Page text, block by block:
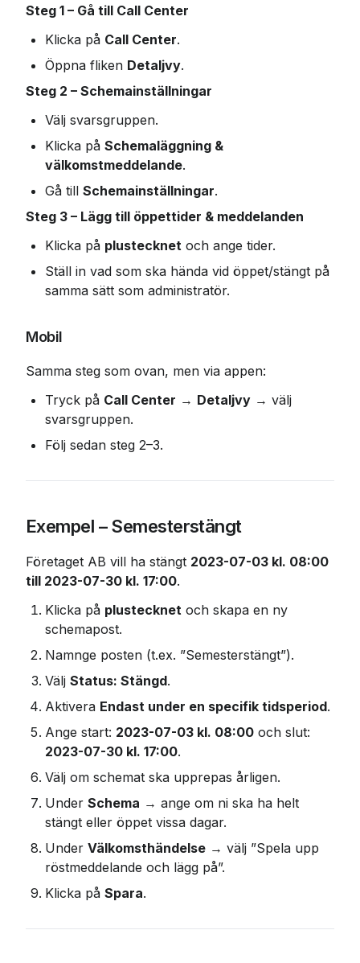
Steg 1 – Gå till Call Center
Klicka på Call Center.
Öppna fliken Detaljvy.
Steg 2 – Schemainställningar
Välj svarsgruppen.
Klicka på Schemaläggning &
välkomstmeddelande.
Gå till Schemainställningar.
Steg 3 – Lägg till öppettider & meddelanden
Klicka på plustecknet och ange tider.
Ställ in vad som ska hända vid öppet/stängt på
samma sätt som administratör.
Mobil
Samma steg som ovan, men via appen:
Tryck på Call Center → Detaljvy → välj
svarsgruppen.
Följ sedan steg 2–3.
Exempel – Semesterstängt
Företaget AB vill ha stängt 2023-07-03 kl. 08:00
till 2023-07-30 kl. 17:00.
Klicka på plustecknet och skapa en ny
schemapost.
Namnge posten (t.ex. ”Semesterstängt”).
Välj Status: Stängd.
Aktivera Endast under en specifik tidsperiod.
Ange start: 2023-07-03 kl. 08:00 och slut:
2023-07-30 kl. 17:00.
Välj om schemat ska upprepas årligen.
Under Schema → ange om ni ska ha helt
stängt eller öppet vissa dagar.
Under Välkomsthändelse → välj ”Spela upp
röstmeddelande och lägg på”.
Klicka på Spara.